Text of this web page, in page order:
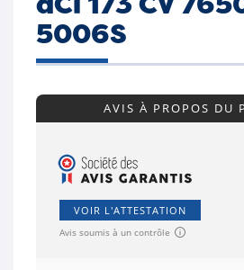
5006S
AVIS À PROPOS DU
VOIR L'ATTESTATION
Avis soumis à un contrôle